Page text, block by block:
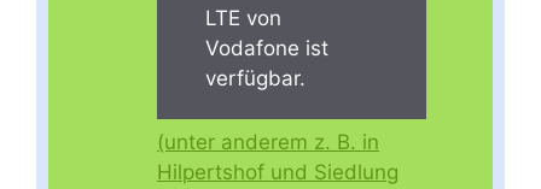
LTE von
Vodafone ist
verfügbar.
(unter anderem z. B. in
Hilpertshof und Siedlung